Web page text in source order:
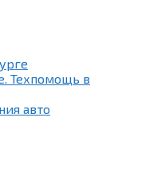
Техпомощь в
авто